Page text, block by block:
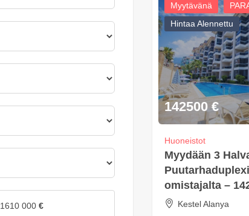
1610 000 €
Myytävänä
Hintaa Alennettu
142500 €
Huoneistot
Myydään 3
omistajalta –
Kestel Alanya